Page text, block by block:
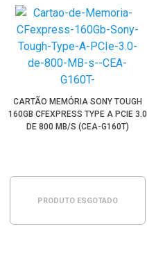
CARTÃO MEMÓRIA SONY TOUGH
160GB CFEXPRESS TYPE A PCIE 3.0
DE 800 MB/S (CEA-G160T)
PRODUTO ESGOTADO